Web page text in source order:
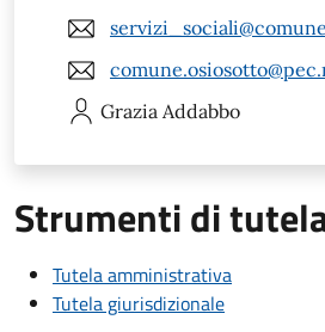
Grazia Addabbo
Strumenti di
Tutela amministrativa
Tutela giurisdizionale